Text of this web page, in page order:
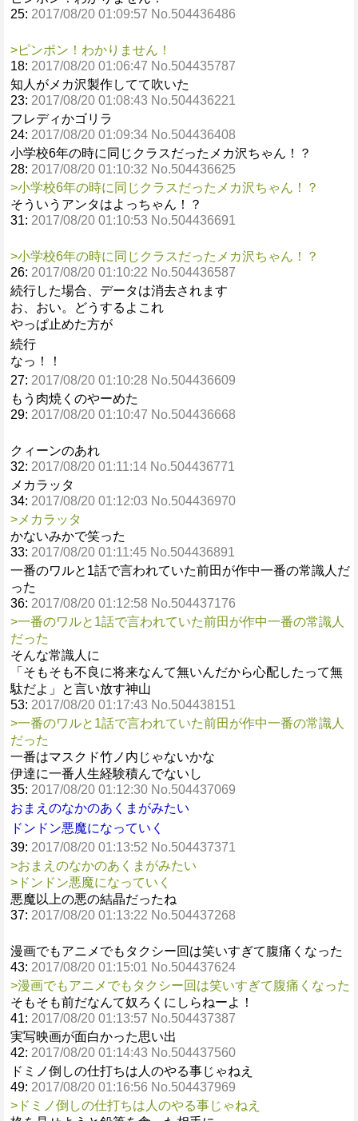
25: 2017/08/20 01:09:57 No.504436486
>ピンポン！わかりません！
18: 2017/08/20 01:06:47 No.504435787
知人がメカ沢製作してて吹いた
23: 2017/08/20 01:08:43 No.504436221
フレディかゴリラ
24: 2017/08/20 01:09:34 No.504436408
小学校6年の時に同じクラスだったメカ沢ちゃん！？
28: 2017/08/20 01:10:32 No.504436625
>小学校6年の時に同じクラスだったメカ沢ちゃん！？
そういうアンタはよっちゃん！？
31: 2017/08/20 01:10:53 No.504436691
>小学校6年の時に同じクラスだったメカ沢ちゃん！？
26: 2017/08/20 01:10:22 No.504436587
続行した場合、データは消去されます
お、おい。どうするよこれ
やっぱ止めた方が
続行
なっ！！
27: 2017/08/20 01:10:28 No.504436609
もう肉焼くのやーめた
29: 2017/08/20 01:10:47 No.504436668
クィーンのあれ
32: 2017/08/20 01:11:14 No.504436771
メカラッタ
34: 2017/08/20 01:12:03 No.504436970
>メカラッタ
かないみかで笑った
33: 2017/08/20 01:11:45 No.504436891
一番のワルと1話で言われていた前田が作中一番の常識人だ
った
36: 2017/08/20 01:12:58 No.504437176
>一番のワルと1話で言われていた前田が作中一番の常識人
だった
そんな常識人に
「そもそも不良に将来なんて無いんだから心配したって無
駄だよ」と言い放す神山
53: 2017/08/20 01:17:43 No.504438151
>一番のワルと1話で言われていた前田が作中一番の常識人
だった
一番はマスクド竹ノ内じゃないかな
伊達に一番人生経験積んでないし
35: 2017/08/20 01:12:30 No.504437069
おまえのなかのあくまがみたい
ドンドン悪魔になっていく
39: 2017/08/20 01:13:52 No.504437371
>おまえのなかのあくまがみたい
>ドンドン悪魔になっていく
悪魔以上の悪の結晶だったね
37: 2017/08/20 01:13:22 No.504437268
漫画でもアニメでもタクシー回は笑いすぎて腹痛くなった
43: 2017/08/20 01:15:01 No.504437624
>漫画でもアニメでもタクシー回は笑いすぎて腹痛くなった
そもそも前だなんて奴ろくにしらねーよ！
41: 2017/08/20 01:13:57 No.504437387
実写映画が面白かった思い出
42: 2017/08/20 01:14:43 No.504437560
ドミノ倒しの仕打ちは人のやる事じゃねえ
49: 2017/08/20 01:16:56 No.504437969
>ドミノ倒しの仕打ちは人のやる事じゃねえ